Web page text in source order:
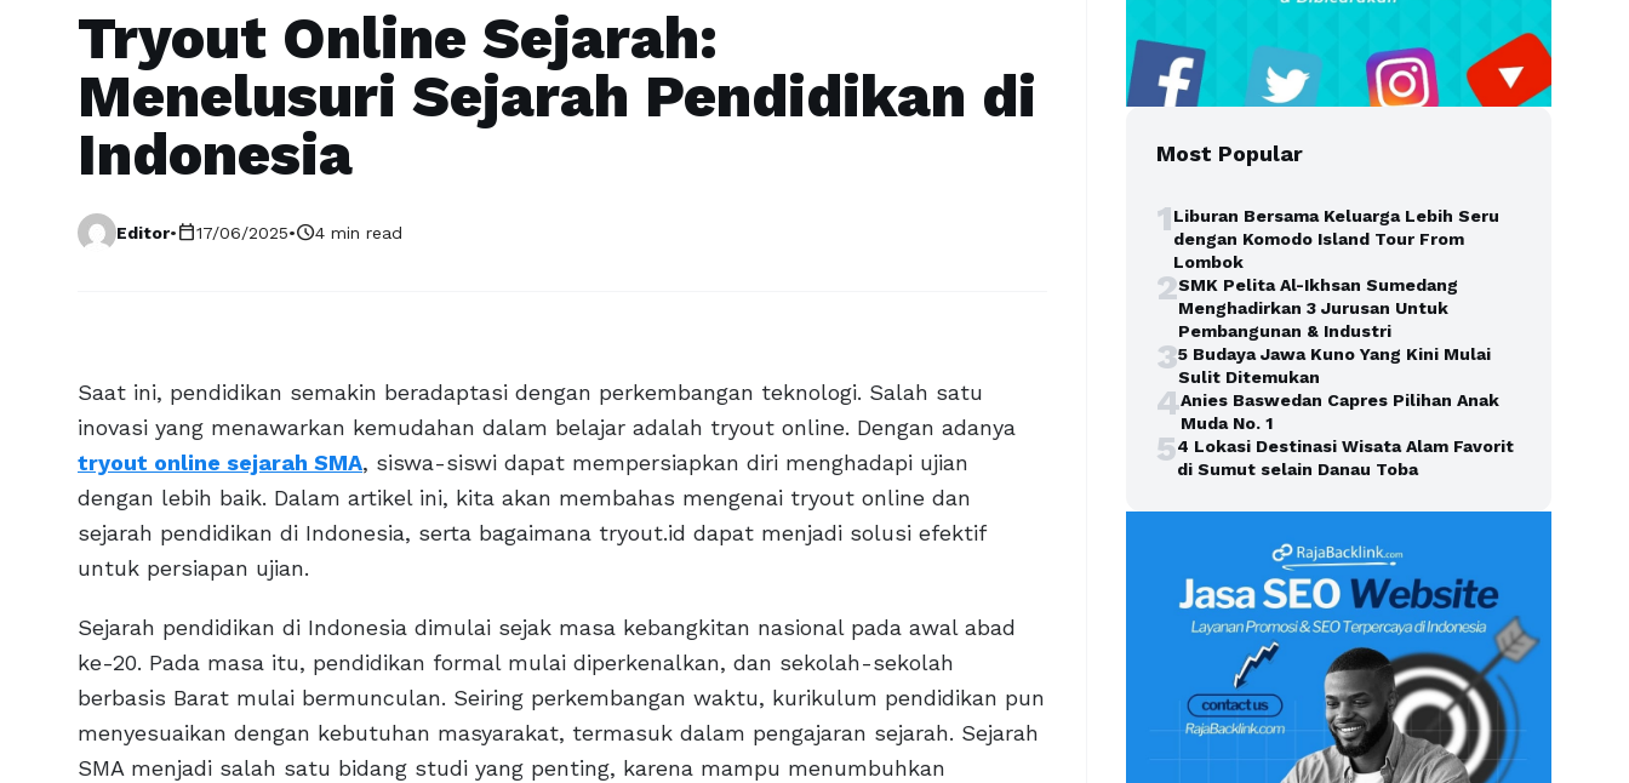
Tryout Online Sejarah:
Menelusuri Sejarah Pendidikan di
Indonesia
Editor•calendar_today17/06/2025•schedule4 min read
Saat ini, pendidikan semakin beradaptasi dengan perkembangan teknologi. Salah satu
inovasi yang menawarkan kemudahan dalam belajar adalah tryout online. Dengan adanya
tryout online sejarah SMA, siswa-siswi dapat mempersiapkan diri menghadapi ujian
dengan lebih baik. Dalam artikel ini, kita akan membahas mengenai tryout online dan
sejarah pendidikan di Indonesia, serta bagaimana tryout.id dapat menjadi solusi efektif
untuk persiapan ujian.
Sejarah pendidikan di Indonesia dimulai sejak masa kebangkitan nasional pada awal abad
ke-20. Pada masa itu, pendidikan formal mulai diperkenalkan, dan sekolah-sekolah
berbasis Barat mulai bermunculan. Seiring perkembangan waktu, kurikulum pendidikan pun
menyesuaikan dengan kebutuhan masyarakat, termasuk dalam pengajaran sejarah. Sejarah
SMA menjadi salah satu bidang studi yang penting, karena mampu menumbuhkan
Most Popular
1Liburan Bersama Keluarga Lebih Seru
dengan Komodo Island Tour From
Lombok
2SMK Pelita Al-Ikhsan Sumedang
Menghadirkan 3 Jurusan Untuk
Pembangunan & Industri
35 Budaya Jawa Kuno Yang Kini Mulai
Sulit Ditemukan
4Anies Baswedan Capres Pilihan Anak
Muda No. 1
54 Lokasi Destinasi Wisata Alam Favorit
di Sumut selain Danau Toba